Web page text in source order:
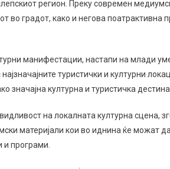
регион. Преку современ
во градот, како и негова поатрактивна
манифестации, настапи на млади
туристички и културни
културна и туристичка
на локалната културна сцена,
материјали кои во иднина ќе можат
програми.